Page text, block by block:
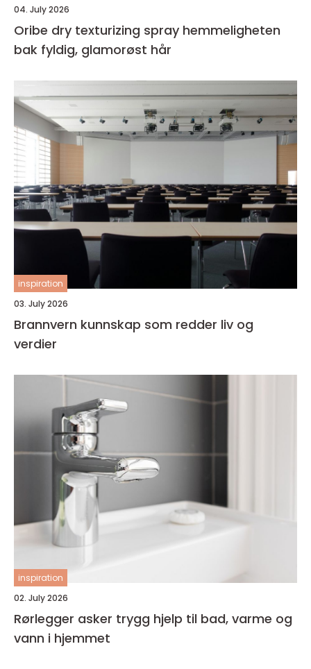
04. July 2026
Oribe dry texturizing spray hemmeligheten
bak fyldig, glamorøst hår
inspiration
03. July 2026
Brannvern kunnskap som redder liv og
verdier
inspiration
02. July 2026
Rørlegger asker trygg hjelp til bad, varme og
vann i hjemmet